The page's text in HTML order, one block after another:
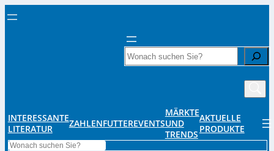
Search
INTERESSANTE
LITERATUR
ZAHLENFUTTEREVENTS
MÄRKTE
UND
TRENDS
AKTUELLE
PRODUKTE
Search